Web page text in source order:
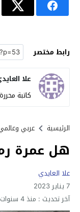
رابط مختصر
علا
كاتبة
الرئيسية عربي
هل عمرة
علا العايدي
7 يناير 2023
آخر تحديث : منذ 4 سنوات